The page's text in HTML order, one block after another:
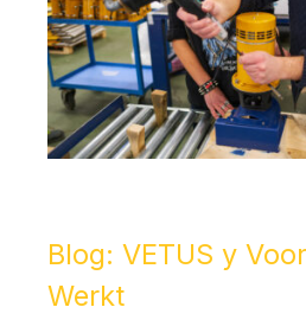
Blog: VETUS y
Werkt